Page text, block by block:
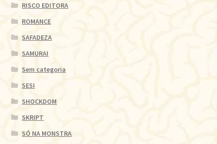
RISCO EDITORA
ROMANCE
SAFADEZA
SAMURAI
Sem categoria
SESI
SHOCKDOM
SKRIPT
SÓ NA MONSTRA